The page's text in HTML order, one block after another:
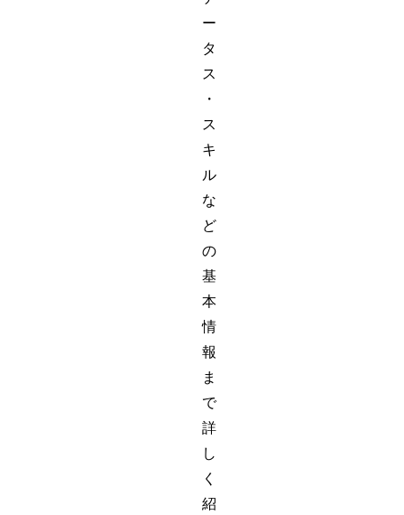
ー
タ
ス
・
ス
キ
ル
な
ど
の
基
本
情
報
ま
で
詳
し
く
紹